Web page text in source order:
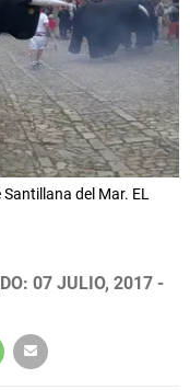
del Mar. EL
07 JULIO, 2017 -